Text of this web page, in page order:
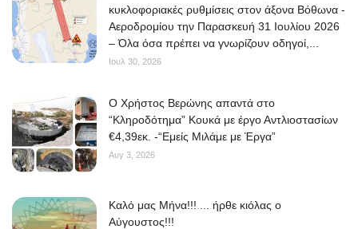
κυκλοφοριακές ρυθμίσεις στον άξονα Βόθωνα -
Αεροδρομίου την Παρασκευή 31 Ιουλίου 2026
– Όλα όσα πρέπει να γνωρίζουν οδηγοί,...
Ιουλ 30, 2026
O Χρήστος Βερώνης απαντά στο
“Κληροδότημα” Κουκά με έργο Αντλιοστασίων
€4,39εκ. -“Εμείς Μιλάμε με Έργα”
Αυγ 3, 2026
Kαλό μας Μήνα!!! ... ήρθε κιόλας ο
Αύγουστος!!!